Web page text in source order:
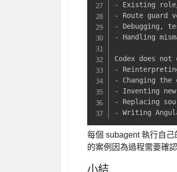
-
-
-
-
Handling
-
-
-
-
-
Writing
每個 subagent 執行自
的案例因為過程需要確
小結